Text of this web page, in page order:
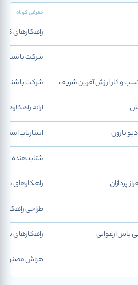
معرفی کوتاه
راهکارهای
شرکت با شناسه ملی
و کار ارزش آفرین شریف شرکت با شناسه ملی
ارائه
نارون استارتاپ
شتابدهنده
پردازان راهکارهای
طراحی
یاس ارغوانی راهکارهای
هوش مصنوعی